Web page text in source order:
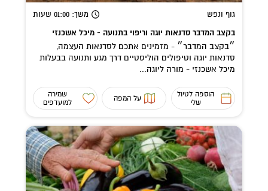
גוף ונפש משך: 01:00 שעות
בקצב המדבר סדנאות יוגה וריפוי בתנועה - מיכל אשכנזי
״בקצב המדבר״ - מזמינים אתכם לסדנאות העצמה,
סדנאות יוגה וטיפולים הוליסטיים דרך מגע ותנועה בבעלות
מיכל אשכנזי - מורה ליוגה...
הוספה לטיול
שלי
על המפה
שמירה
למועדפים